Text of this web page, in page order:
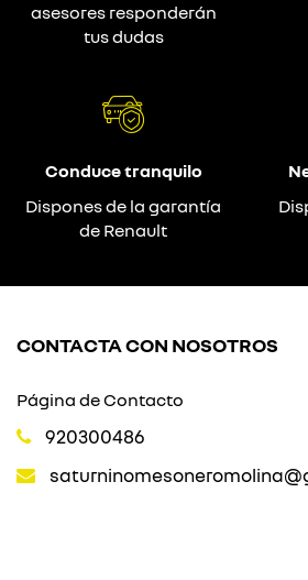
asesores responderán
tus dudas
Conduce tranquilo
Dispones de la garantía
de Renault
CONTACTA CON NOSOTROS
Página de Contacto
920300486